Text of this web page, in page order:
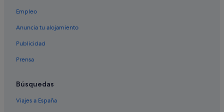
Empleo
Anuncia tu alojamiento
Publicidad
Prensa
Búsquedas
Viajes a España